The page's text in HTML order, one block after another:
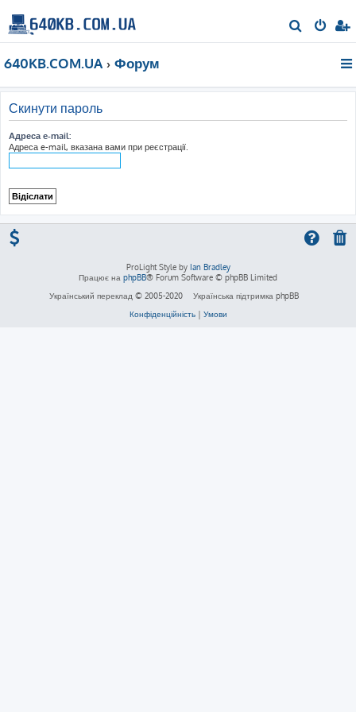
о
640KB.COM.UA Форум
Скинути пароль
Адреса e-mail:
Адреса e-mail, вказана вами при реєстрації.
ProLight Style by Ian Bradley
Працює на phpBB® Forum Software © phpBB Limited
Український переклад © 2005-2020
Українська підтримка phpBB
Конфіденційність| Умови